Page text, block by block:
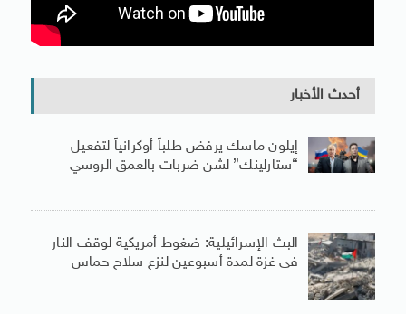
أحدث الأخبار
إيلون ماسك يرفض طلباً أوكرانياً لتفعيل
“ستارلينك” لشن ضربات بالعمق الروسي
البث الإسرائيلية: ضغوط أمريكية لوقف النار
فى غزة لمدة أسبوعين لنزع سلاح حماس